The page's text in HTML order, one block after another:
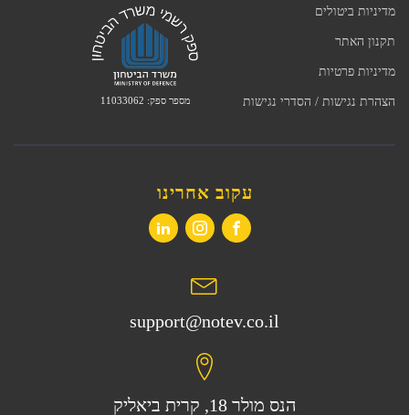
מדיניות ביטולים
תקנון האתר
מדיניות פרטיות
הצהרת נגישות / הסדרי נגישות מספר ספק: 11033062
עקוב אחרינו
support@notev.co.il
הנס מולר 18, קרית ביאליק